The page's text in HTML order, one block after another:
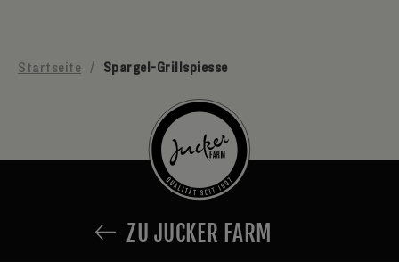
Startseite / Spargel-Grillspiesse
ZU JUCKER FARM